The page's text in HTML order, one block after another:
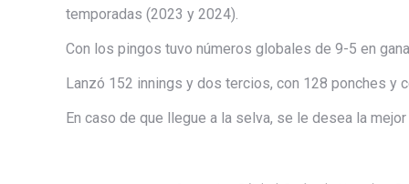
temporadas (2023 y 2024).
Con los pingos tuvo números globales de 9-5 en
Lanzó 152 innings y dos tercios, con 128 ponches y
En caso de que llegue a la selva, se le desea la